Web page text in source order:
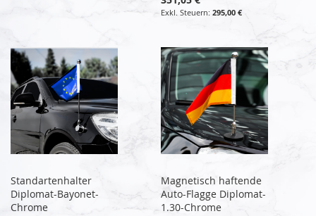
295,00 €
Standartenhalter
Diplomat-Bayonet-
Chrome
Magnetisch haftende
Auto-Flagge Diplomat-
1.30-Chrome